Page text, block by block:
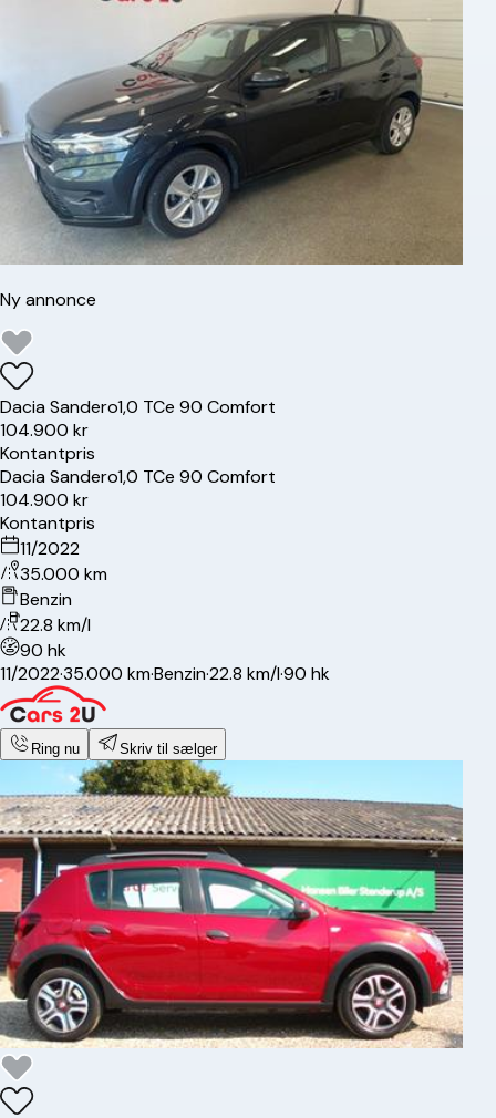
Ny annonce
DaciaSandero1,0 TCe 90 Comfort
104.900 kr
Kontantpris
DaciaSandero1,0 TCe 90 Comfort
104.900 kr
Kontantpris
11/2022
35.000 km
Benzin
22.8 km/l
90 hk
11/2022·35.000 km·Benzin·22.8 km/l·90 hk
Ring nu Skriv til sælger